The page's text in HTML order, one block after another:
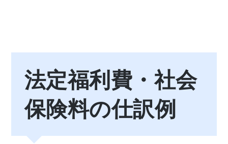
法定福利費・社会
保険料の仕訳例